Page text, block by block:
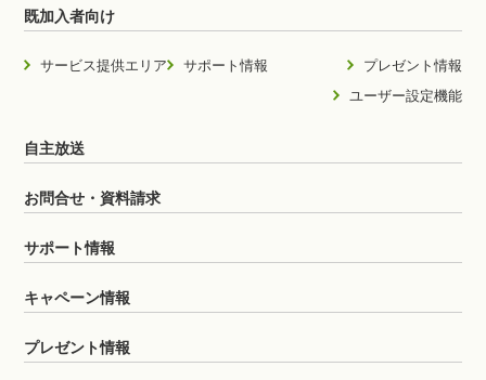
既加入者向け
サービス提供エリア プレゼント情報
サポート情報
ユーザー設定機能
自主放送
お問合せ・資料請求
サポート情報
キャペーン情報
プレゼント情報